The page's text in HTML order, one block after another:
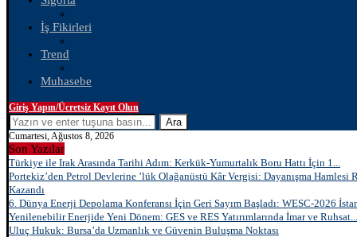
İş Fikirleri
Trend
Muhasebe
Giriş Yapın/Ücretsiz Kayıt Olun
Ara
Cumartesi, Ağustos 8, 2026
Son Yazılar
Türkiye ile Irak Arasında Tarihi Adım: Kerkük-Yumurtalık Boru Hattı İçin 1...
Portekiz’den Petrol Devlerine ’lük Olağanüstü Kâr Vergisi: Dayanışma Hamlesi
Kazandı
6. Dünya Enerji Depolama Konferansı İçin Geri Sayım Başladı: WESC-2026
Yenilenebilir Enerjide Yeni Dönem: GES ve RES Yatırımlarında İmar ve Ruhsat...
Uluç Hukuk: Bursa’da Uzmanlık ve Güvenin Buluşma Noktası